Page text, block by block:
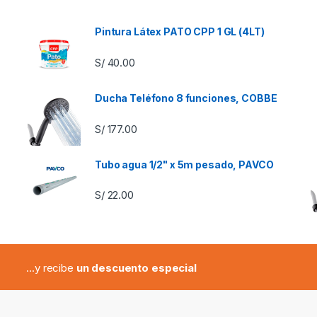
Pintura Látex PATO CPP 1 GL (4LT)
S/40.00
Ducha Teléfono 8 funciones, COBBE
S/177.00
Tubo agua 1/2" x 5m pesado, PAVCO
S/22.00
...y recibe un descuento especial